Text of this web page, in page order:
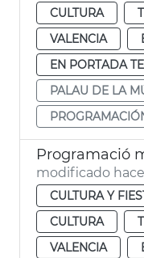
CULTURA
VALENCIA
EN PORTADA
PALAU DE LA
modificado hace
CULTURA Y
CULTURA
VALENCIA